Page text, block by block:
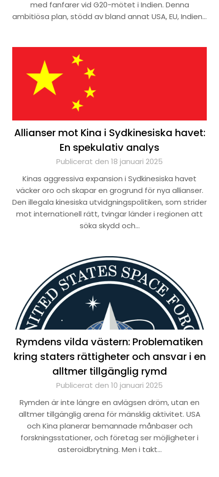
med fanfarer vid G20-mötet i Indien. Denna
ambitiösa plan, stödd av bland annat USA, EU, Indien…
Allianser mot Kina i Sydkinesiska havet:
En spekulativ analys
Publicerat den 18 januari 2025
Kinas aggressiva expansion i Sydkinesiska havet
väcker oro och skapar en grogrund för nya allianser.
Den illegala kinesiska utvidgningspolitiken, som strider
mot internationell rätt, tvingar länder i regionen att
söka skydd och…
Rymdens vilda västern: Problematiken
kring staters rättigheter och ansvar i en
alltmer tillgänglig rymd
Publicerat den 10 januari 2025
Rymden är inte längre en avlägsen dröm, utan en
alltmer tillgänglig arena för mänsklig aktivitet. USA
och Kina planerar bemannade månbaser och
forskningsstationer, och företag ser möjligheter i
asteroidbrytning. Men i takt…